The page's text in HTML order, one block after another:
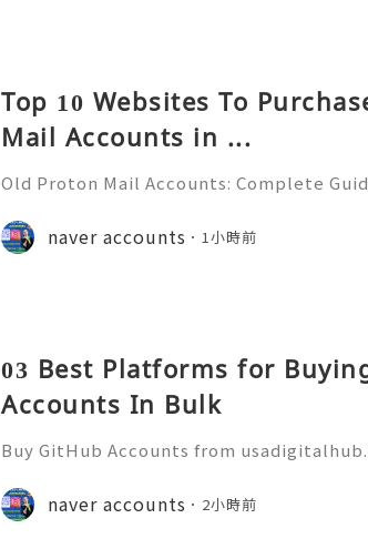
Top 10 Websites To
Mail Accounts in ...
Old Proton Mail Accounts: Complete
liable 24/7 Customer Support
06) 541-7768 💫💎💲💫🌐✨💎Telegram:
naver accounts 1小時前
03 Best Platforms for
Accounts In Bulk
Buy GitHub Accounts from
pp :+1 (506) 541-7768
b 💫💎💲💫🌐✨💎Discord: usadigitalhub
naver accounts 2小時前